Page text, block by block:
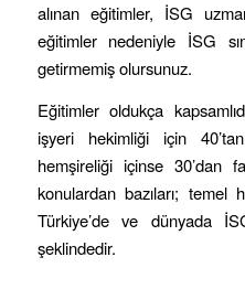
alınan eğitimler, İSG
eğitimler nedeniyle İSG
getirmemiş olursunuz.
Eğitimler oldukça
işyeri hekimliği için
hemşireliği içinse 30’dan
konulardan bazıları; temel
Türkiye’de ve dünyada
şeklindedir.